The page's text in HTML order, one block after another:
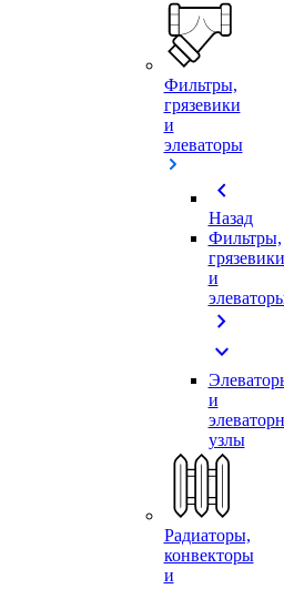
Фильтры,
грязевики
и
элеваторы
chevron_left
Назад
Фильтры,
грязевики
и
chevron_right
expand_more
и
узлы
Радиаторы,
конвекторы
и